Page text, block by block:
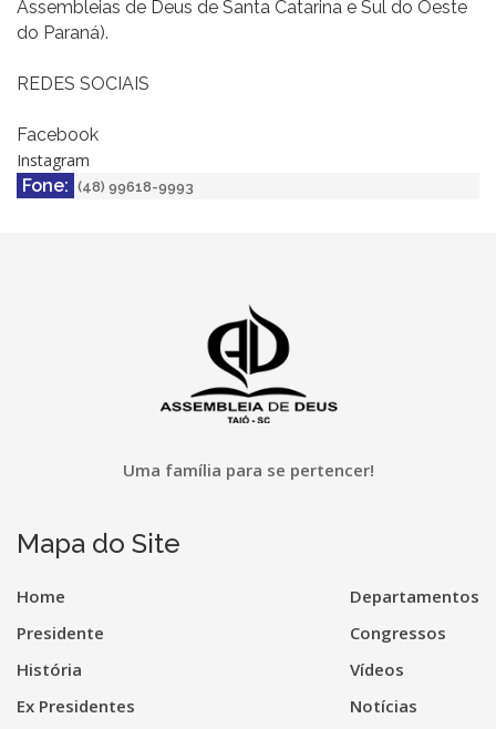
Assembleias de Deus de Santa Catarina e Sul do Oeste
do Paraná).
REDES SOCIAIS
Facebook
Instagram
Fone: (48) 99618-9993
Uma família para se pertencer!
Mapa do Site
Home
Presidente
História
Ex Presidentes
Departamentos
Congressos
Vídeos
Notícias